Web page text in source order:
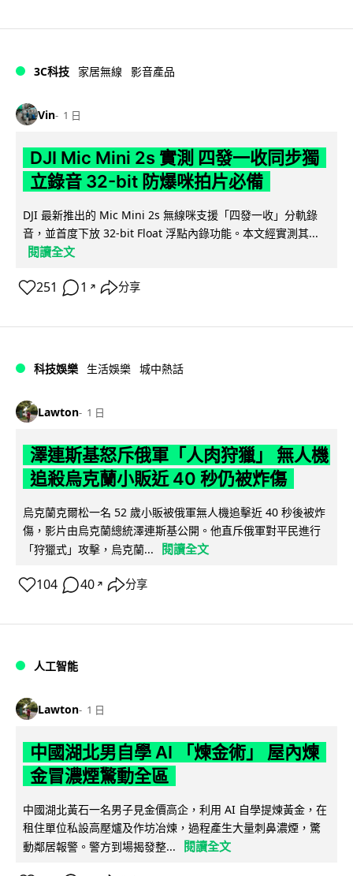
3C科技 家居無線 影音產品
Vin 1 日
DJI Mic Mini 2s 實測 四發一收同步獨
立錄音 32-bit 防爆咪拍片必備
DJI 最新推出的 Mic Mini 2s 無線咪支援「四發一收」分軌錄
音，並首度下放 32-bit Float 浮點內錄功能。本文經實測其...
閱讀全文
251 1 ↗ 分享
科技娛樂 生活娛樂 城中熱話
Lawton 1 日
澤連斯基怒斥俄軍「人肉狩獵」 無人機
追殺烏克蘭小販近 40 秒仍被炸傷
烏克蘭克爾松一名 52 歲小販被俄軍無人機追擊近 40 秒後被炸
傷，影片由烏克蘭總統澤連斯基公開。他直斥俄軍對平民進行
「狩獵式」攻擊，烏克蘭...
閱讀全文
104 40 ↗ 分享
人工智能
Lawton 1 日
中國湖北男自學 AI 「煉金術」 屋內煉
金冒濃煙驚動全區
中國湖北黃石一名男子見金價高企，利用 AI 自學提煉黃金，在
租住單位私設高壓爐及作坊冶煉，過程產生大量刺鼻濃煙，驚
動鄰居報警。警方到場揭發整...
閱讀全文